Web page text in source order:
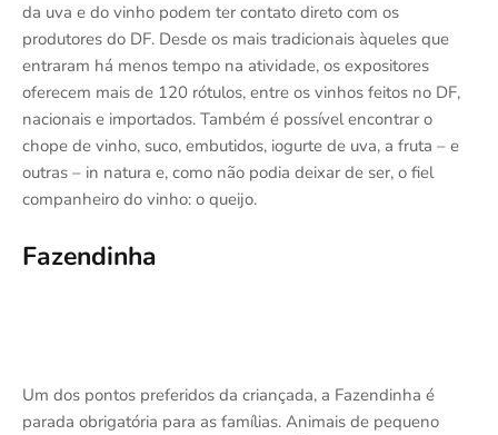
da uva e do vinho podem ter contato direto com os
produtores do DF. Desde os mais tradicionais àqueles que
entraram há menos tempo na atividade, os expositores
oferecem mais de 120 rótulos, entre os vinhos feitos no DF,
nacionais e importados. Também é possível encontrar o
chope de vinho, suco, embutidos, iogurte de uva, a fruta – e
outras – in natura e, como não podia deixar de ser, o fiel
companheiro do vinho: o queijo.
Fazendinha
Um dos pontos preferidos da criançada, a Fazendinha é
parada obrigatória para as famílias. Animais de pequeno